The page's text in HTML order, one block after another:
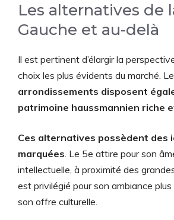
Les alternatives de
Gauche et au-delà
Il est pertinent d’élargir la
choix les plus évidents du marché. Le
arrondissements disposent
patrimoine haussmannien riche
Ces alternatives possèdent des
marquées. Le 5e attire pour son
intellectuelle, à proximité des
est privilégié pour son ambiance
son offre culturelle.